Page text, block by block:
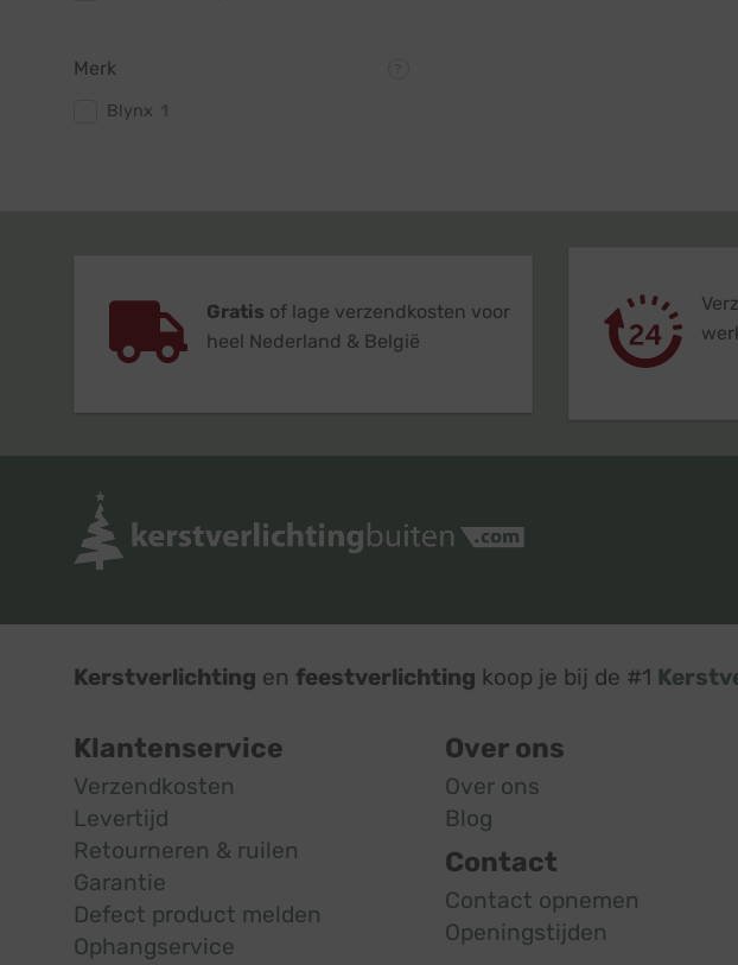
Merk
Blynx
Gratis of lage verzendkosten voor
heel Nederland & België
Kerstverlichting en feestverlichting koop je bij de #1
Klantenservice
Verzendkosten
Levertijd
Retourneren & ruilen
Garantie
Defect product melden
Ophangservice
Over ons
Over ons
Blog
Contact
Contact opnemen
Openingstijden